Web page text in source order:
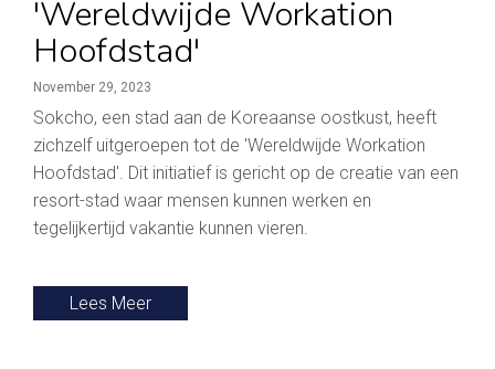
'Wereldwijde Workation
Hoofdstad'
November 29, 2023
Sokcho, een stad aan de Koreaanse oostkust, heeft
zichzelf uitgeroepen tot de 'Wereldwijde Workation
Hoofdstad'. Dit initiatief is gericht op de creatie van een
resort-stad waar mensen kunnen werken en
tegelijkertijd vakantie kunnen vieren.
Lees Meer